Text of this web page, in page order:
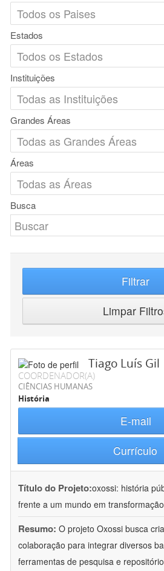
Estados
Instituições
Grandes Áreas
Áreas
Busca
Filtrar
Limpar
Tiago Luís Gil
COORDENADOR(A)
CIÊNCIAS HUMANAS
História
E-mail
Currículo
Título do Projeto:oxossi: história
frente a um mundo em transformação
Resumo: O projeto Oxossi busca
colaboração para integrar diversos
ferramentas de pesquisa e